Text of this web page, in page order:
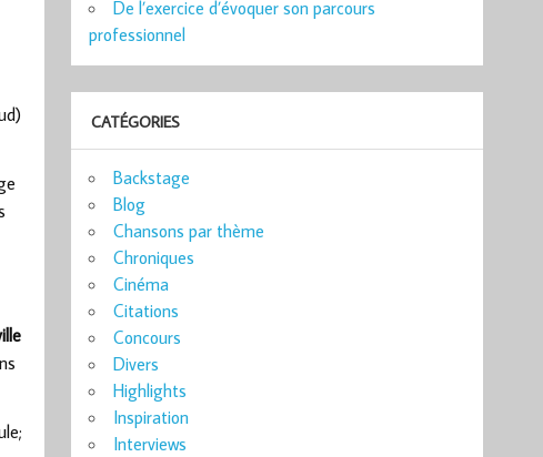
De l’exercice d’évoquer son parcours
professionnel
CATÉGORIES
Backstage
Blog
Chansons par thème
Chroniques
Cinéma
Citations
Concours
Divers
Highlights
Inspiration
Interviews